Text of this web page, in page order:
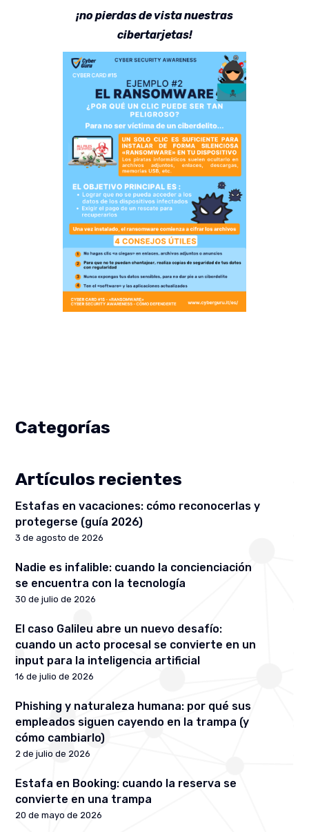
Categorías
Artículos recientes
Estafas en vacaciones: cómo reconocerlas y
protegerse (guía 2026)
3 de agosto de 2026
Nadie es infalible: cuando la concienciación
se encuentra con la tecnología
30 de julio de 2026
El caso Galileu abre un nuevo desafío:
cuando un acto procesal se convierte en un
input para la inteligencia artificial
16 de julio de 2026
Phishing y naturaleza humana: por qué sus
empleados siguen cayendo en la trampa (y
cómo cambiarlo)
2 de julio de 2026
Estafa en Booking: cuando la reserva se
convierte en una trampa
20 de mayo de 2026
¡no pierdas de vista nuestras
cibertarjetas!